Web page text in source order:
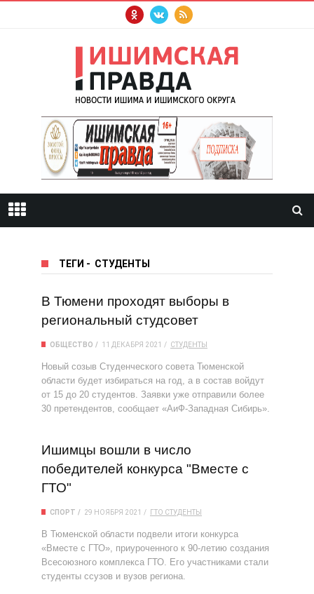
ТЕГИ - СТУДЕНТЫ
В Тюмени проходят выборы в
региональный студсовет
ОБЩЕСТВО 11 ДЕКАБРЯ 2021 СТУДЕНТЫ
Новый созыв Студенческого совета Тюменской
области будет избираться на год, а в состав войдут
от 15 до 20 студентов. Заявки уже отправили более
30 претендентов, сообщает «АиФ-Западная Сибирь».
Ишимцы вошли в число
победителей конкурса "Вместе с
ГТО"
СПОРТ 29 НОЯБРЯ 2021 ГТО СТУДЕНТЫ
В Тюменской области подвели итоги конкурса
«Вместе с ГТО», приуроченного к 90-летию создания
Всесоюзного комплекса ГТО. Его участниками стали
студенты ссузов и вузов региона.